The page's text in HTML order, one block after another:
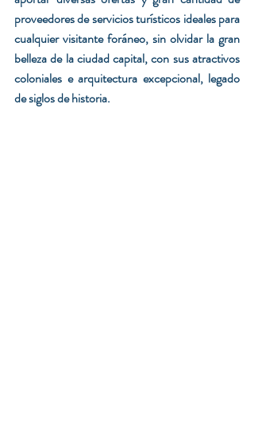
proveedores de servicios turísticos ideales para
cualquier visitante foráneo, sin olvidar la gran
belleza de la ciudad capital, con sus atractivos
coloniales e arquitectura excepcional, legado
de siglos de historia.